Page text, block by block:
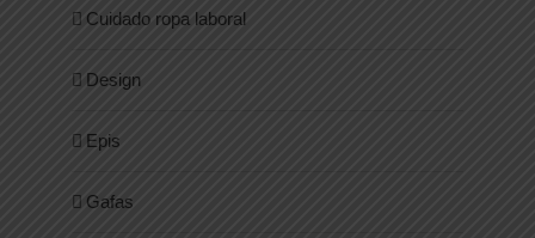
Cuidado ropa laboral
Design
Epis
Gafas